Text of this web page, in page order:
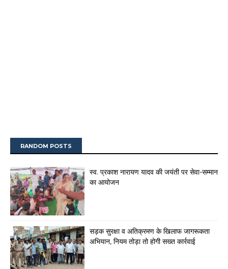
RANDOM POSTS
स्व. प्रकाश नारायण यादव की जयंती पर सेवा-सम्मान
का आयोजन
सड़क सुरक्षा व अतिक्रमण के खिलाफ जागरूकता
अभियान, नियम तोड़ा तो होगी सख्त कार्रवाई